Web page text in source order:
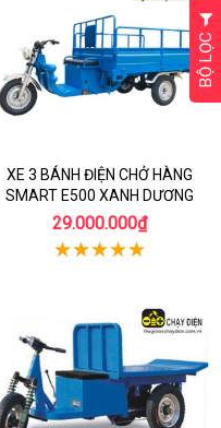
XE 3 BÁNH ĐIỆN CHỞ HÀNG
SMART E500 XANH DƯƠNG
29.000.000₫
BỘ LỌC